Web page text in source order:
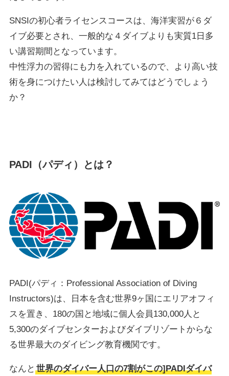
SNSIの初心者ライセンスコースは、海洋実習が６ダ
イブ必要とされ、一般的な４ダイブよりも実質1日多
い講習期間となっています。
中性浮力の習得にも力を入れているので、より高い技
術を身につけたい人は検討してみてはどうでしょう
か？
PADI（パディ）とは？
PADI(パディ：Professional Association of Diving
Instructors)は、日本を含む世界9ヶ国にエリアオフィ
スを置き、180の国と地域に個人会員130,000人と
5,300のダイブセンターおよびダイブリゾートからな
る世界最大のダイビング教育機関です。
なんと 世界のダイバー人口の7割がこの]PADIダイバ